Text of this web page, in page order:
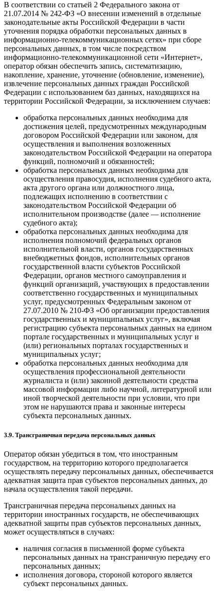
В соответствии со статьей 2 Федерального закона от
21.07.2014 № 242-ФЗ «О внесении изменений в отдельные
законодательные акты Российской Федерации в части
уточнения порядка обработки персональных данных в
информационно-телекоммуникационных сетях» при сборе
персональных данных, в том числе посредством
информационно-телекоммуникационной сети «Интернет»,
оператор обязан обеспечить запись, систематизацию,
накопление, хранение, уточнение (обновление, изменение),
извлечение персональных данных граждан Российской
Федерации с использованием баз данных, находящихся на
территории Российской Федерации, за исключением случаев:
обработка персональных данных необходима для
достижения целей, предусмотренных международным
договором Российской Федерации или законом, для
осуществления и выполнения возложенных
законодательством Российской Федерации на оператора
функций, полномочий и обязанностей;
обработка персональных данных необходима для
осуществления правосудия, исполнения судебного акта,
акта другого органа или должностного лица,
подлежащих исполнению в соответствии с
законодательством Российской Федерации об
исполнительном производстве (далее — исполнение
судебного акта);
обработка персональных данных необходима для
исполнения полномочий федеральных органов
исполнительной власти, органов государственных
внебюджетных фондов, исполнительных органов
государственной власти субъектов Российской
Федерации, органов местного самоуправления и
функций организаций, участвующих в предоставлении
соответственно государственных и муниципальных
услуг, предусмотренных Федеральным законом от
27.07.2010 № 210-ФЗ «Об организации предоставления
государственных и муниципальных услуг», включая
регистрацию субъекта персональных данных на едином
портале государственных и муниципальных услуг и
(или) региональных порталах государственных и
муниципальных услуг;
обработка персональных данных необходима для
осуществления профессиональной деятельности
журналиста и (или) законной деятельности средства
массовой информации либо научной, литературной или
иной творческой деятельности при условии, что при
этом не нарушаются права и законные интересы
субъекта персональных данных.
3.9. Трансграничная передача персональных данных
Оператор обязан убедиться в том, что иностранным
государством, на территорию которого предполагается
осуществлять передачу персональных данных, обеспечивается
адекватная защита прав субъектов персональных данных, до
начала осуществления такой передачи.
Трансграничная передача персональных данных на
территории иностранных государств, не обеспечивающих
адекватной защиты прав субъектов персональных данных,
может осуществляться в случаях:
наличия согласия в письменной форме субъекта
персональных данных на трансграничную передачу его
персональных данных;
исполнения договора, стороной которого является
субъект персональных данных.